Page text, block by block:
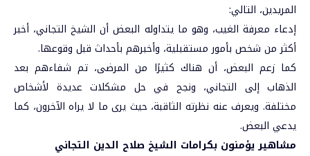
المريدين، التالي:
إدعاء معرفة الغيب، وهو ما يتداوله البعض أن الشيخ التجاني، أخبر
أكثر من شخص بأمور مستقبلية، وأخبرهم بأحداث قبل وقوعها.
كما زعم البعض، أن هناك كثيرًا من المرضى، تم شفاءهم بعد
الذهاب إلى التجاني، ونجح في حل مشكلات عديدة لأشخاص
مختلفة. ويعرف عنه نظرته الثاقبة، حيث يرى ما لا يراه الآخرون، كما
يدعي البعض.
مشاهير يؤمنون بكرامات الشيخ صلاح الدين التجاني